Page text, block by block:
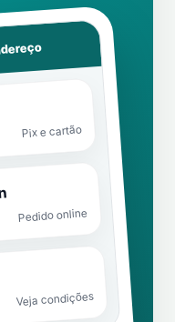
Pix e cartão
Pedido online
Veja condições